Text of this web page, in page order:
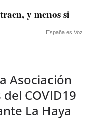
y menos si
España es Voz
Asociación
COVID19
La Haya